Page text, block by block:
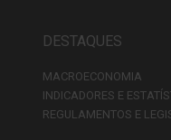
DESTAQUES
MACROECONOMIA
INDICADORES E
REGULAMENTOS E